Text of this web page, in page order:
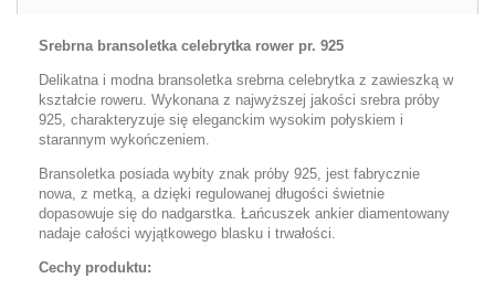
Srebrna bransoletka celebrytka rower pr. 925
Delikatna i modna bransoletka srebrna celebrytka z zawieszką w
kształcie roweru. Wykonana z najwyższej jakości srebra próby
925, charakteryzuje się eleganckim wysokim połyskiem i
starannym wykończeniem.
Bransoletka posiada wybity znak próby 925, jest fabrycznie
nowa, z metką, a dzięki regulowanej długości świetnie
dopasowuje się do nadgarstka. Łańcuszek ankier diamentowany
nadaje całości wyjątkowego blasku i trwałości.
Cechy produktu: